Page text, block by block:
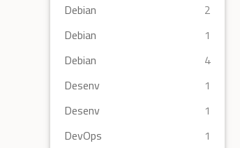
Debian
2
Debian
1
Debian
4
Desenv
1
Desenv
1
DevOps
1